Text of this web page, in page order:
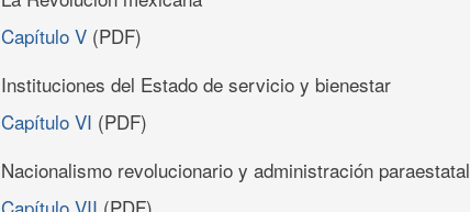
Capítulo V (PDF)
Instituciones del Estado de servicio y bienestar
Capítulo VI (PDF)
Nacionalismo revolucionario y administración paraestatal
Capítulo VII (PDF)